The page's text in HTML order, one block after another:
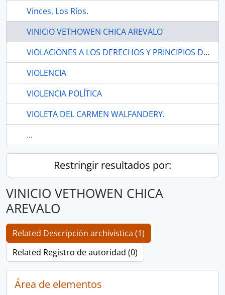
Vinces, Los Ríos.
VINICIO VETHOWEN CHICA AREVALO
VIOLACIONES A LOS DERECHOS Y PRINCIPIOS DETERMINADOS EN LA CONSTITUCIÓN
VIOLENCIA
VIOLENCIA POLÍTICA
VIOLETA DEL CARMEN WALFANDERY.
...
Restringir resultados por:
VINICIO VETHOWEN CHICA
AREVALO
Related Descripción archivística (1)
Related Registro de autoridad (0)
Área de elementos